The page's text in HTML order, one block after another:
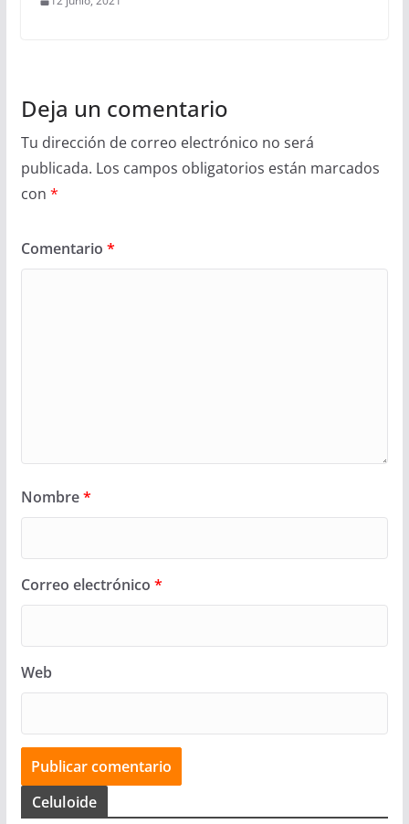
Deja un comentario
Tu dirección de correo electrónico no será
publicada. Los campos obligatorios están marcados
con *
Comentario *
Nombre*
Correo electrónico *
Web
Celuloide